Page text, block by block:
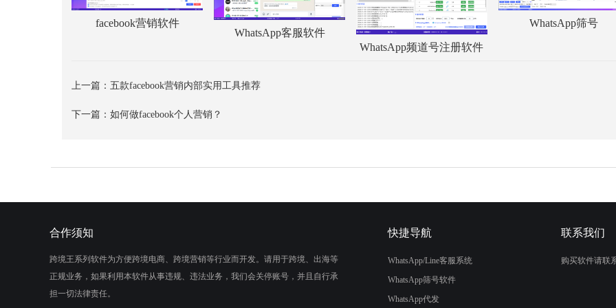
facebook营销软件
WhatsApp客服软件
WhatsApp频道号注册软件
WhatsApp筛号
上一篇： 五款facebook营销内部实用工具推荐
下一篇：如何做facebook个人营销？
合作须知
跨境王系列软件为方便跨境电商、跨境营销等行业而开发。请用于跨境、出海等
正规业务，如果利用本软件从事违规、违法业务，我们会关停账号，并且自行承
担一切法律责任。
快捷导航
WhatsApp/Line客服系统
WhatsApp筛号软件
WhatsApp代发
联系我们
购买软件请联